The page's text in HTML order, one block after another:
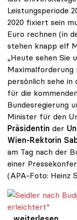
Leistungsperiode
2020 fixiert sein
Euro rechnen (in
stehen knapp elf
„Heute sehen Sie
Maximalforderung
persönlich sehe in
für die
Bundesregierung
Minister für den
Präsidentin der
Wien-Rektorin
am Tag nach der
einer
(APA-Foto: Heinz
Seidler nach
Seidler nach